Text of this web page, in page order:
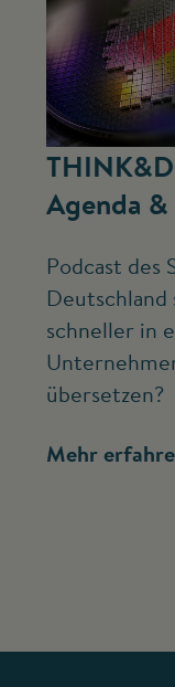
Agenda
Podcast des
schneller in
übersetzen?
Mehr